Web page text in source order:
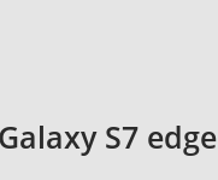
S7 edge